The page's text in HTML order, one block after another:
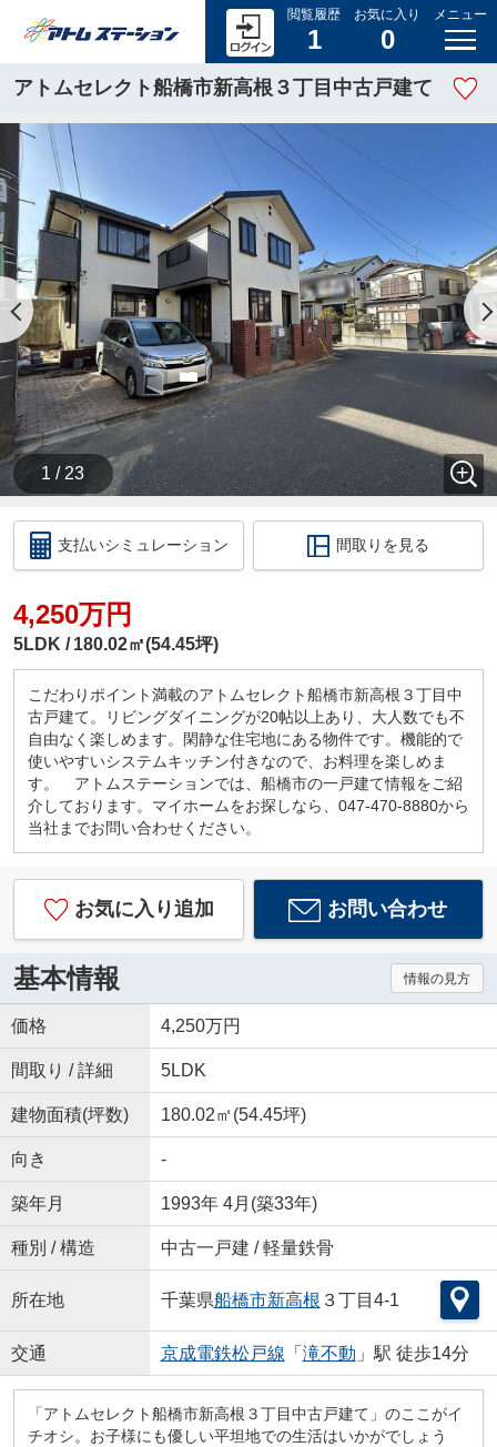
閲覧履歴
1
お気に入り
0
メニュー
アトムセレクト船橋市新高根３丁目中古戸建て
1 / 23
支払いシミュレーション 間取りを見る
4,250万円
5LDK 180.02㎡(54.45坪)
こだわりポイント満載のアトムセレクト船橋市新高根３丁目中
古戸建て。リビングダイニングが20帖以上あり、大人数でも不
自由なく楽しめます。閑静な住宅地にある物件です。機能的で
使いやすいシステムキッチン付きなので、お料理を楽しめま
す。 アトムステーションでは、船橋市の一戸建て情報をご紹
介しております。マイホームをお探しなら、047-470-8880から
当社までお問い合わせください。
お気に入り追加 お問い合わせ
基本情報 情報の見方
価格 4,250万円
間取り / 詳細 5LDK
建物面積(坪数) 180.02㎡(54.45坪)
向き -
築年月 1993年 4月(築33年)
種別 / 構造 中古一戸建 / 軽量鉄骨
所在地 千葉県船橋市新高根 ３丁目4-1
交通 京成電鉄松戸線 「 滝不動 」駅 徒歩14分
「アトムセレクト船橋市新高根３丁目中古戸建て」のここがイ
チオシ。お子様にも優しい平坦地での生活はいかがでしょう